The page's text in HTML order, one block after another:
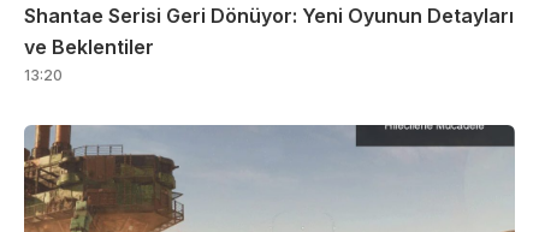
Shantae Serisi Geri Dönüyor: Yeni Oyunun Detayları
ve Beklentiler
13:20